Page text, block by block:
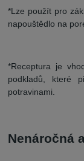
*Lze použít pro
napouštědlo na
*Receptura je
podkladů, které
potravinami.
Nenáročná